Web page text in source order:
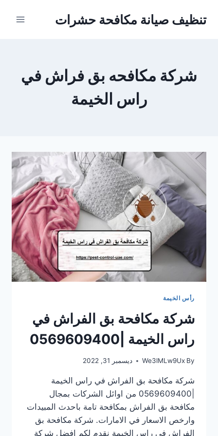
تنظيف صيانة مكافحة حشرات
شركة مكافحه بق فراش في
راس الخيمة
رأس الخيمة
شركة مكافحة بق الفراش في
راس الخيمة |0569609400
By
We3lMLw9Ux ديسمبر 31, 2022
شركة مكافحة بق الفراش في راس الخيمة
|0569609400 من اوائل الشركات بمجال
مكافحة بق الفراش بمكافحة تامة باحدث المبيدات
وارخص الاسعار في الامارات. شركة مكافحة بق
الفراش في راس الخيمة نقدم لكم افضل شركة